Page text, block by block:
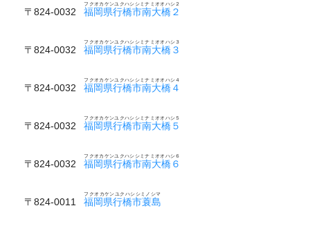
〒824-0032 福岡県行橋市南大橋２
フクオカケンユクハシシミナミオオハシ２
〒824-0032 福岡県行橋市南大橋３
フクオカケンユクハシシミナミオオハシ３
〒824-0032 福岡県行橋市南大橋４
フクオカケンユクハシシミナミオオハシ４
〒824-0032 福岡県行橋市南大橋５
フクオカケンユクハシシミナミオオハシ５
〒824-0032 福岡県行橋市南大橋６
フクオカケンユクハシシミナミオオハシ６
〒824-0011 福岡県行橋市蓑島
フクオカケンユクハシシミノシマ